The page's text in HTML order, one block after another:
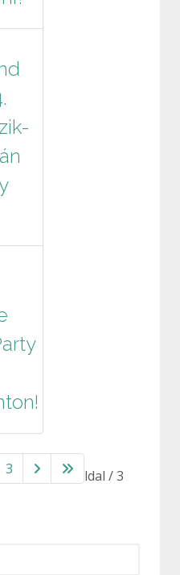
1. oldal / 3
3